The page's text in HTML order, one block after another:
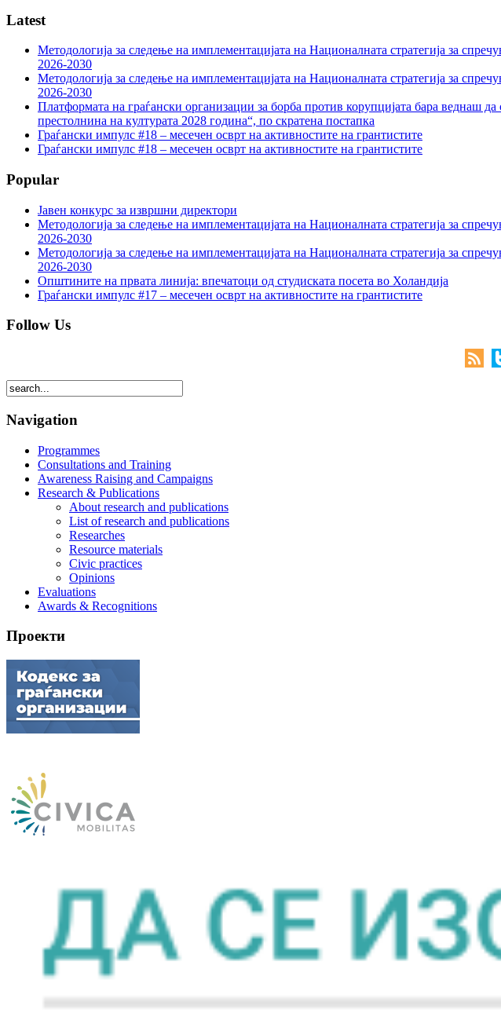
Latest
Методологија за следење на имплементацијата на Националната стратегија за
2026-2030
Методологија за следење на имплементацијата на Националната стратегија за
2026-2030
Платформата на граѓански организации за борба против корупцијата бара веднаш
престолнина на културата 2028 година“, по скратена постапка
Граѓански импулс #18 – месечен осврт на активностите на грантистите
Граѓански импулс #18 – месечен осврт на активностите на грантистите
Popular
Јавен конкурс за извршни директори
Методологија за следење на имплементацијата на Националната стратегија за
2026-2030
Методологија за следење на имплементацијата на Националната стратегија за
2026-2030
Општините на првата линија: впечатоци од студиската посета во Холандија
Граѓански импулс #17 – месечен осврт на активностите на грантистите
Follow Us
Navigation
Programmes
Consultations and Training
Awareness Raising and Campaigns
Research & Publications
About research and publications
List of research and publications
Researches
Resource materials
Civic practices
Opinions
Evaluations
Awards & Recognitions
Проекти